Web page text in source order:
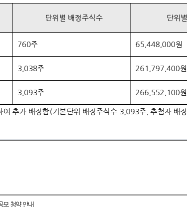
단위별 배정주식수 단위
760주 65,448,000원
3,038주 261,797,400원
3,093주 266,552,100원
추가 배정함(기본단위 배정주식수 3,093주, 추첨자 배
모 청약 안내